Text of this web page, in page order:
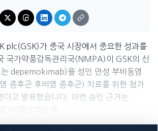
plc(GSK)가 중국 시장에서 중요한 성과를
국가약품감독관리국(NMPA)이 GSK의 신
depemokimab)을 성인 만성 부비동염
증후군 후비염 증후군) 치료를 위한 첨가
다고 발표했습니다. 이번 승인 근거는
2라는 두...